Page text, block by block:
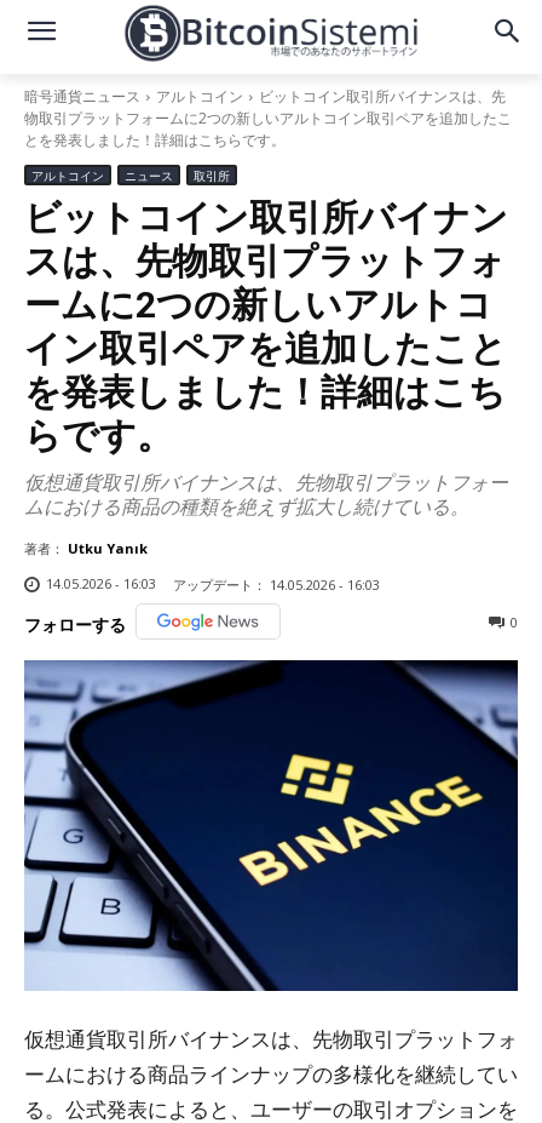
暗号通貨ニュース アルトコイン
ビットコイン取引所バイナンスは、先
物取引プラットフォームに2つの新しいアルトコイン取引ペアを追加したこ
とを発表しました！詳細はこちらです。
アルトコイン ニュース 取引所
ビットコイン取引所バイナン
スは、先物取引プラットフォ
ームに2つの新しいアルトコ
イン取引ペアを追加したこと
を発表しました！詳細はこち
らです。
仮想通貨取引所バイナンスは、先物取引プラットフォー
ムにおける商品の種類を絶えず拡大し続けている。
著者： Utku Yanık
14.05.2026 - 16:03
アップデート： 14.05.2026 - 16:03
フォローする 0
仮想通貨取引所バイナンスは、先物取引プラットフォ
ームにおける商品ラインナップの多様化を継続してい
る。公式発表によると、ユーザーの取引オプションを